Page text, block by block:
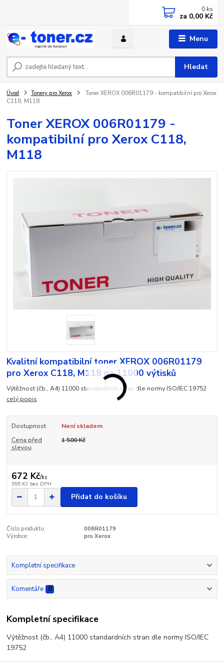
Menu
Hledat
0 ks
za 0,00 Kč
Úvod Tonery pro Xerox
Toner XEROX 006R01179 - kompatibilní pro Xerox
C118, M118
Toner XEROX 006R01179 -
kompatibilní pro Xerox C118,
M118
Kvalitní kompatibilní toner XEROX 006R01179
pro Xerox C118, M118 na 11000 výtisků
Výtěžnost (čb., A4) 11000 standardních stran dle normy ISO/IEC 19752
celý popis
Dostupnost
Není skladem
Cena před
slevou
1 500 Kč
672 Kč/ks
555 Kč bez DPH
Přidat do košíku
Číslo produktu:
006R01179
Výrobce:
pro Xerox
Kompletní specifikace
Komentáře 0
Kompletní specifikace
Výtěžnost (čb., A4) 11000 standardních stran dle normy ISO/IEC
19752